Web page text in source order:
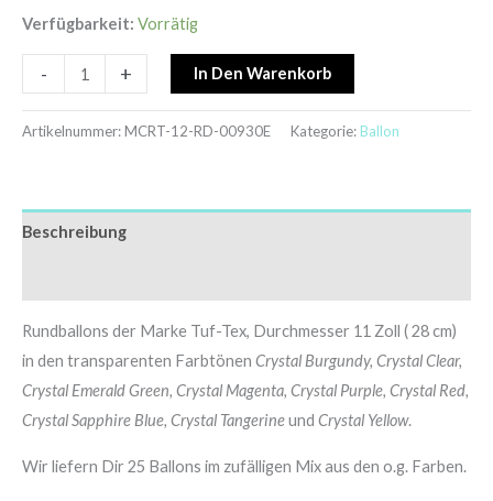
Verfügbarkeit: Vorrätig
- + In Den Warenkorb
Artikelnummer:MCRT-12-RD-00930E Kategorie: Ballon
Beschreibung
Rundballons der Marke Tuf-Tex, Durchmesser 11 Zoll ( 28 cm)
in den transparenten Farbtönen Crystal Burgundy, Crystal Clear,
Crystal Emerald Green, Crystal Magenta, Crystal Purple, Crystal Red,
Crystal Sapphire Blue, Crystal Tangerineund Crystal Yellow.
Wir liefern Dir 25 Ballons im zufälligen Mix aus den o.g. Farben.